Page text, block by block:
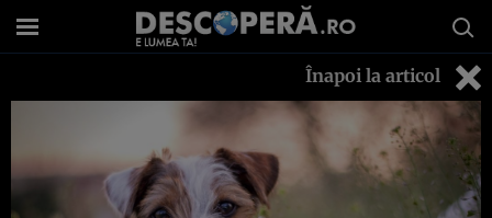
Înapoi la articol